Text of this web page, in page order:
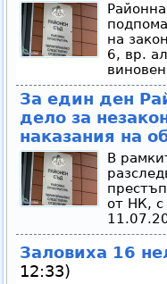
на
6, вр.
За един ден
дело за
наказания на
В
от НК,
Заловиха 16
12:33)